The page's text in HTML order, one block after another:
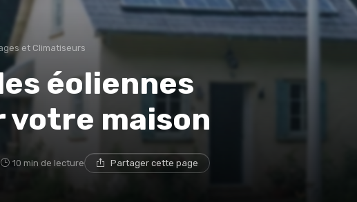
et Climatiseurs
éoliennes
maison
10 min de lecture Partager cette page